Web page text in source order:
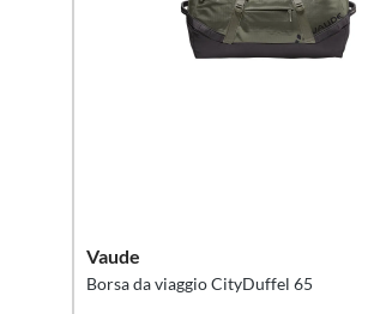
Vaude
Borsa da viaggio CityDuffel 65